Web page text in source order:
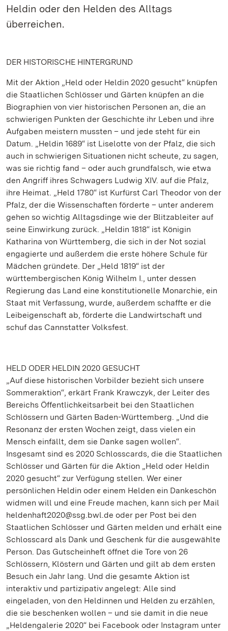
Heldin oder den Helden des Alltags
überreichen.
DER HISTORISCHE HINTERGRUND
Mit der Aktion „Held oder Heldin 2020 gesucht“ knüpfen
die Staatlichen Schlösser und Gärten knüpfen an die
Biographien von vier historischen Personen an, die an
schwierigen Punkten der Geschichte ihr Leben und ihre
Aufgaben meistern mussten – und jede steht für ein
Datum. „Heldin 1689“ ist Liselotte von der Pfalz, die sich
auch in schwierigen Situationen nicht scheute, zu sagen,
was sie richtig fand – oder auch grundfalsch, wie etwa
den Angriff ihres Schwagers Ludwig XIV. auf die Pfalz,
ihre Heimat. „Held 1780“ ist Kurfürst Carl Theodor von der
Pfalz, der die Wissenschaften förderte – unter anderem
gehen so wichtig Alltagsdinge wie der Blitzableiter auf
seine Einwirkung zurück. „Heldin 1818“ ist Königin
Katharina von Württemberg, die sich in der Not sozial
engagierte und außerdem die erste höhere Schule für
Mädchen gründete. Der „Held 1819“ ist der
württembergischen König Wilhelm I., unter dessen
Regierung das Land eine konstitutionelle Monarchie, ein
Staat mit Verfassung, wurde, außerdem schaffte er die
Leibeigenschaft ab, förderte die Landwirtschaft und
schuf das Cannstatter Volksfest.
HELD ODER HELDIN 2020 GESUCHT
„Auf diese historischen Vorbilder bezieht sich unsere
Sommeraktion“, erkärt Frank Krawczyk, der Leiter des
Bereichs Öffentlichkeitsarbeit bei den Staatlichen
Schlössern und Gärten Baden-Württemberg. „Und die
Resonanz der ersten Wochen zeigt, dass vielen ein
Mensch einfällt, dem sie Danke sagen wollen“.
Insgesamt sind es 2020 Schlosscards, die die Staatlichen
Schlösser und Gärten für die Aktion „Held oder Heldin
2020 gesucht“ zur Verfügung stellen. Wer einer
persönlichen Heldin oder einem Helden ein Dankeschön
widmen will und eine Freude machen, kann sich per Mail
heldenhaft2020@ssg.bwl.de oder per Post bei den
Staatlichen Schlösser und Gärten melden und erhält eine
Schlosscard als Dank und Geschenk für die ausgewählte
Person. Das Gutscheinheft öffnet die Tore von 26
Schlössern, Klöstern und Gärten und gilt ab dem ersten
Besuch ein Jahr lang. Und die gesamte Aktion ist
interaktiv und partizipativ angelegt: Alle sind
eingeladen, von den Heldinnen und Helden zu erzählen,
die sie beschenken wollen – und sie damit in die neue
„Heldengalerie 2020“ bei Facebook oder Instagram unter